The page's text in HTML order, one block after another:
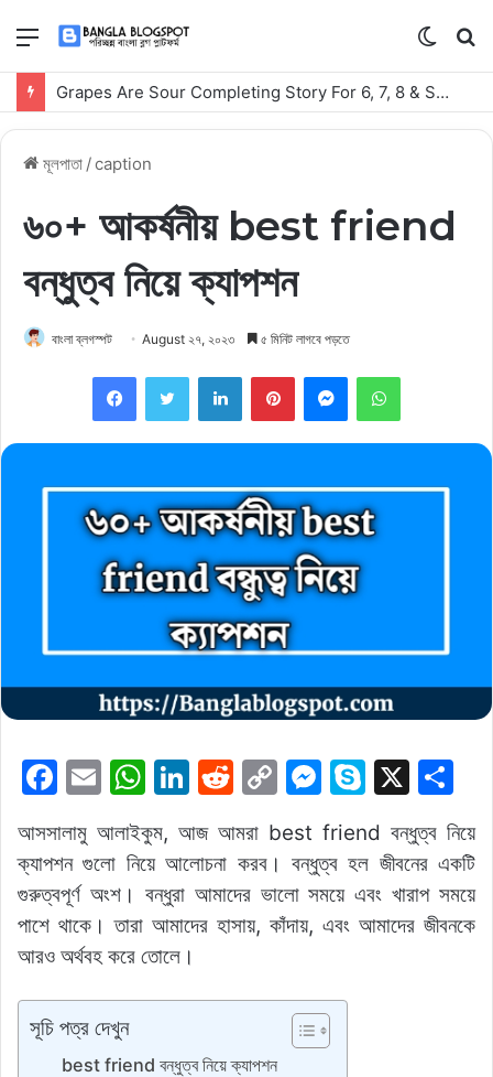
মেনু
Switch
skin
Grapes Are Sour Completing Story For 6, 7, 8 & SSC With Bangla Meaning
মূলপাতা /caption
৬০+ আকর্ষনীয় best friend
বন্ধুত্ব নিয়ে ক্যাপশন
বাংলা ব্লগস্পট August ২৭, ২০২৩ ৫ মিনিট লাগবে পড়তে
FacebookTwitterLinkedInPinterestMessengerWhatsApp
F
c
e
b
o
o
k
E
m
ai
l
W
at
s
A
p
p
Li
k
e
dI
n
R
d
di
t
C
p
y
Li
k
M
e
s
s
e
g
er
S
y
p
e
X
h
ar
e
আসসালামু আলাইকুম, আজ আমরা best friend বন্ধুত্ব নিয়ে
ক্যাপশন গুলো নিয়ে আলোচনা করব। বন্ধুত্ব হল জীবনের একটি
গুরুত্বপূর্ণ অংশ। বন্ধুরা আমাদের ভালো সময়ে এবং খারাপ সময়ে
পাশে থাকে। তারা আমাদের হাসায়, কাঁদায়, এবং আমাদের জীবনকে
আরও অর্থবহ করে তোলে।
সূচি পত্র দেখুন
best friend বন্ধুত্ব নিয়ে ক্যাপশন